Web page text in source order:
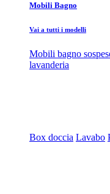
Mobili Bagno
Vai a tutti i modelli
Mobili bagno
lavanderia
Box doccia Lavabo